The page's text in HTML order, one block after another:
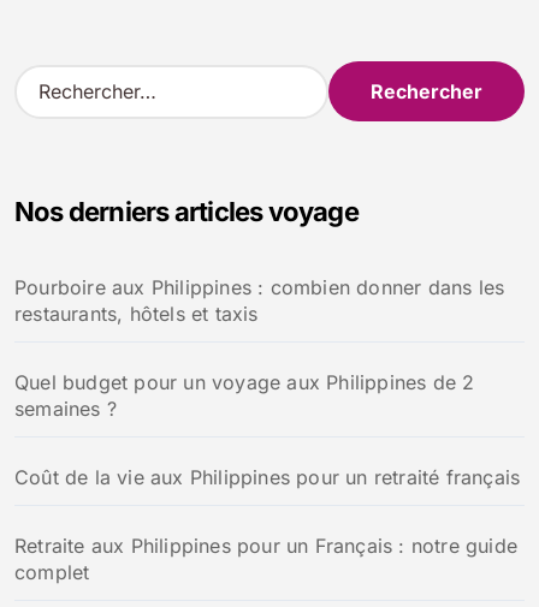
R
e
r
e
r
Nos derniers articles voyage
Pourboire aux Philippines : combien donner dans les
restaurants, hôtels et taxis
Quel budget pour un voyage aux Philippines de 2
semaines ?
Coût de la vie aux Philippines pour un retraité français
Retraite aux Philippines pour un Français : notre guide
complet